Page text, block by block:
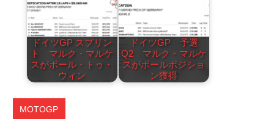
ドイツGP スプリン
ト マルク・マルケ
スがポール・トゥ・
ウィン
ドイツGP 予選
Q2 マルク・マルケ
スがポールポジショ
ン獲得
MOTOGP